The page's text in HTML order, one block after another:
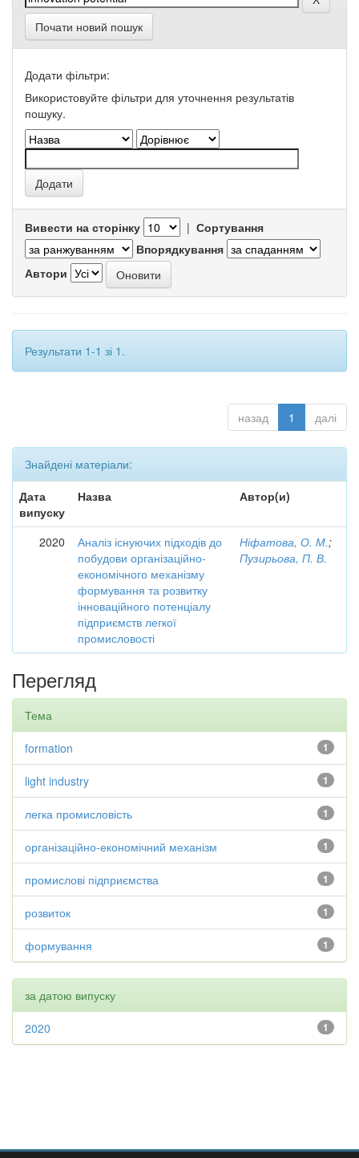
Почати новий пошук
Додати фільтри:
Використовуйте фільтри для уточнення результатів
пошуку.
Вивести на сторінку | Сортування
Впорядкування
Автори
Результати 1-1 зі 1.
назад 1 далі
Знайдені матеріали:
Дата
випуску
Назва Автор(и)
2020
Аналіз існуючих підходів до
побудови організаційно-
економічного механізму
формування та розвитку
інноваційного потенціалу
підприємств легкої
промисловості
Ніфатова, О. М.;
Пузирьова, П. В.
Перегляд
Тема
1
formation
1
light industry
1
легка промисловість
1
організаційно-економічний механізм
1
промислові підприємства
1
розвиток
1
формування
за датою випуску
1
2020